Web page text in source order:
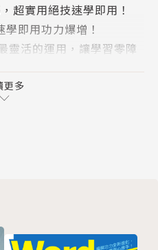
超實用絕技速學即用！
即用功力爆增！
活的運用，讓學習零障
觀與實務的應用極致表
清晰明白的圖文步驟，一
建立自己的精美報表。
更多